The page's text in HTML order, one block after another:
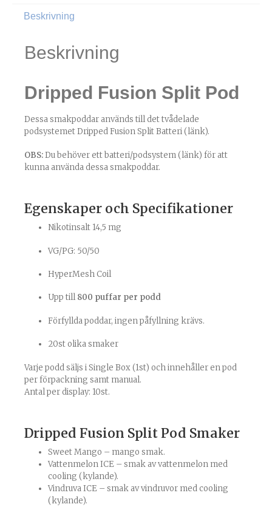
Beskrivning
Beskrivning
Dripped Fusion Split Pod
Dessa smakpoddar används till det tvådelade
podsystemetDripped Fusion Split Batteri (länk).
OBS:Du behöver ettbatteri/podsystem (länk) för att
kunna använda dessa smakpoddar.
Egenskaper och Specifikationer
Nikotinsalt 14,5 mg
VG/PG: 50/50
HyperMesh Coil
Upp till 800 puffar per podd
Förfyllda poddar, ingen påfyllning krävs.
20st olika smaker
Varje podd säljs i Single Box (1st) och innehåller en pod
per förpackning samt manual.
Antal per display: 10st.
Dripped Fusion Split Pod Smaker
Sweet Mango – mango smak.
Vattenmelon ICE – smak av vattenmelon med
cooling (kylande).
Vindruva ICE – smak av vindruvor med cooling
(kylande).